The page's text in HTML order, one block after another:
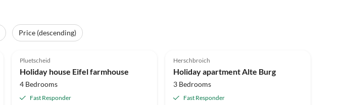
Price (descending)
Pluetscheid
Holiday house Eifel farmhouse
4 Bedrooms
Fast Responder
Herschbroich
Holiday apartment Alte Burg
3 Bedrooms
Fast Responder